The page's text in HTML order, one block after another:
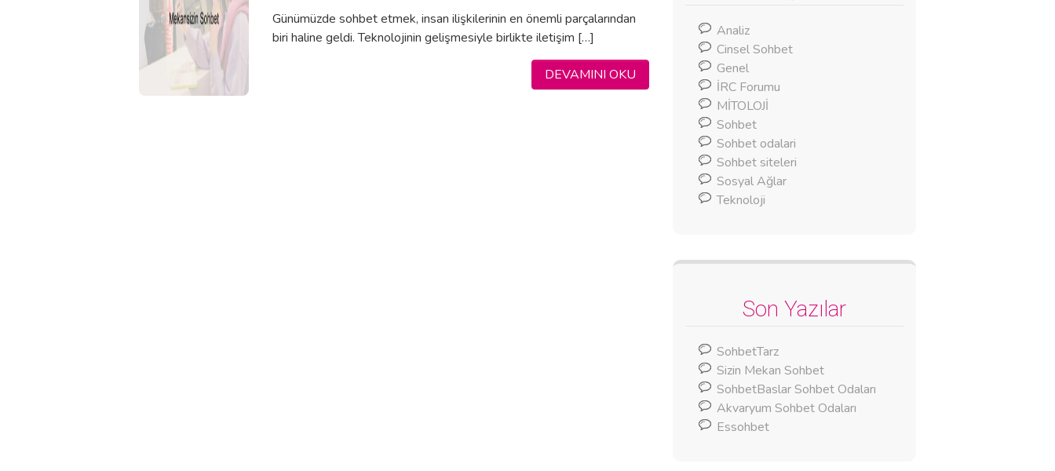
Günümüzde sohbet etmek, insan ilişkilerinin en önemli parçalarından
biri haline geldi. Teknolojinin gelişmesiyle birlikte iletişim […]
DEVAMINI OKU
Analiz
Cinsel Sohbet
Genel
İRC Forumu
MİTOLOJİ
Sohbet
Sohbet odalari
Sohbet siteleri
Sosyal Ağlar
Teknoloji
Son Yazılar
SohbetTarz
Sizin Mekan Sohbet
SohbetBaslar Sohbet Odaları
Akvaryum Sohbet Odaları
Essohbet